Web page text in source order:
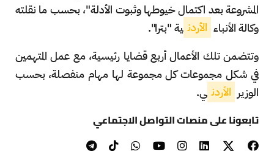
المشروعة بعد اكتمال خيوطها وثبوت الأدلة"، بحسب ما نقلته
وكالة الأنباء الأردن ية "بترا".
وتتضمن تلك الأعمال أربع قضايا رئيسية، مع عمل المتهمين
في شكل مجموعات كل مجموعة لها مهام منفصلة، بحسب
الوزير الأردن ي.
تابعونا على منصات التواصل الاجتماعي